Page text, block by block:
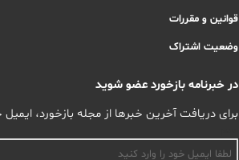
قوانین و مقررات
وضعیت اشتراک
در خبرنامه بازخورد عضو شوید
برای دریافت آخرین خبرها از مجله بازخورد، ایمیل